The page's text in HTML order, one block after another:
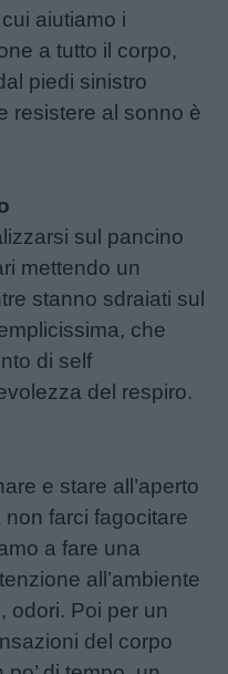
aiutiamo i
a tutto il corpo,
piedi sinistro
resistere al sonno è
sul pancino
mettendo un
stanno sdraiati sul
che
di self
del respiro.
e stare all’aperto
farci fagocitare
a fare una
all’ambiente
odori. Poi per un
del corpo